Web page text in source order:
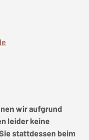
wir aufgrund
leider keine
stattdessen beim